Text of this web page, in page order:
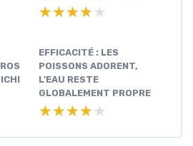
★★★★★
★★★★★
EFFICACITÉ : LES
POISSONS ADORENT,
L’EAU RESTE
GLOBALEMENT PROPRE
★★★★★
★★★★★